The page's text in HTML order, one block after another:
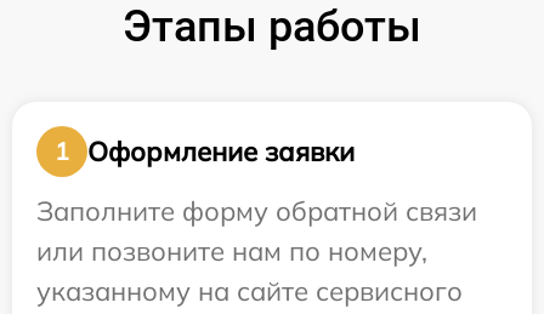
Этапы работы
1
Оформление заявки
Заполните форму обратной связи
или позвоните нам по номеру,
указанному на сайте сервисного